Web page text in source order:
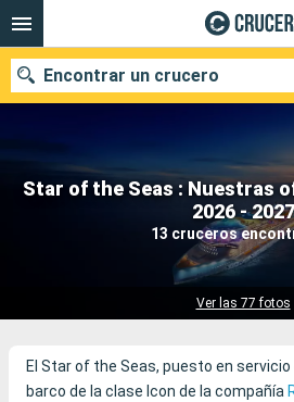
Star of the Seas : Nuestras
2026 - 2027
13 cruceros
Ver las 77 fotos
Encontrar un crucero
Nuestros destinos
Fecha de salida
El Star of the Seas, puesto en
barco de la clase Icon de la compañía